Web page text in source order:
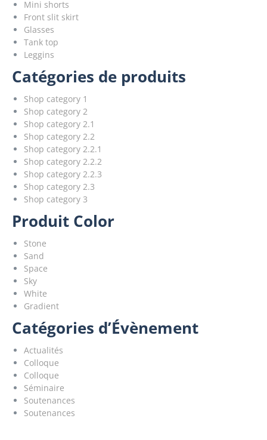
Mini shorts
Front slit skirt
Glasses
Tank top
Leggins
Catégories de produits
Shop category 1
Shop category 2
Shop category 2.1
Shop category 2.2
Shop category 2.2.1
Shop category 2.2.2
Shop category 2.2.3
Shop category 2.3
Shop category 3
Produit Color
Stone
Sand
Space
Sky
White
Gradient
Catégories d’Évènement
Actualités
Colloque
Colloque
Séminaire
Soutenances
Soutenances